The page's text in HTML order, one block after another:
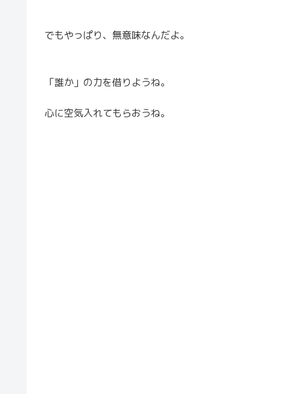
でもやっぱり、無意味なんだよ。
「誰か」の力を借りようね。
心に空気入れてもらおうね。